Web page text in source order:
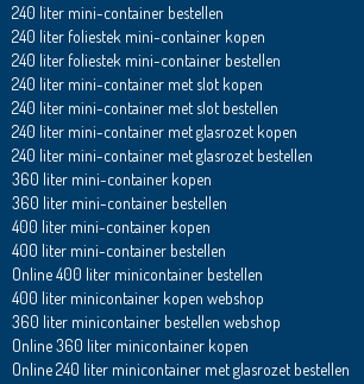
240 liter mini-container bestellen
240 liter foliestek mini-container kopen
240 liter foliestek mini-container bestellen
240 liter mini-container met slot kopen
240 liter mini-container met slot bestellen
240 liter mini-container met glasrozet kopen
240 liter mini-container met glasrozet bestellen
360 liter mini-container kopen
360 liter mini-container bestellen
400 liter mini-container kopen
400 liter mini-container bestellen
Online 400 liter minicontainer bestellen
400 liter minicontainer kopen webshop
360 liter minicontainer bestellen webshop
Online 360 liter minicontainer kopen
Online 240 liter minicontainer met glasrozet bestellen